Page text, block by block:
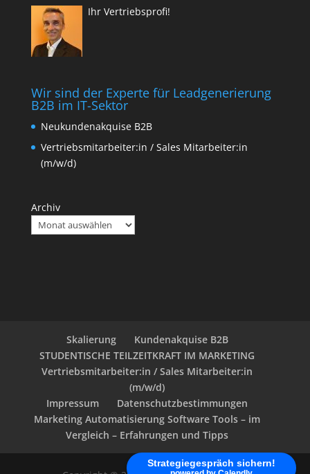
Strategiegespräch sichern!
Ihr Vertriebsprofi!
Wir sind der Experte für Leadgenerierung
B2B im IT-Sektor
Neukundenakquise B2B
Vertriebsmitarbeiter:in / Sales Mitarbeiter:in
(m/w/d)
Archiv
Skalierung
Kundenakquise B2B
STUDENTISCHE TEILZEITKRAFT IM MARKETING
Vertriebsmitarbeiter:in / Sales Mitarbeiter:in
(m/w/d)
Impressum
Datenschutzbestimmungen
Marketing Automatisierung Software Tools – im
Vergleich – Erfahrungen und Tipps